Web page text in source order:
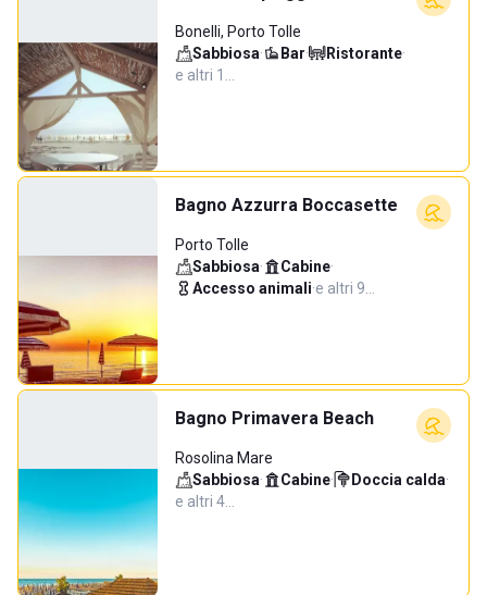
Bonelli, Porto Tolle
Sabbiosa· Bar· Ristorante·
e altri 1…
Bagno Azzurra Boccasette
Porto Tolle
Sabbiosa· Cabine·
Accesso animali·e altri 9…
Bagno Primavera Beach
Rosolina Mare
Sabbiosa· Cabine· Doccia calda·
e altri 4…